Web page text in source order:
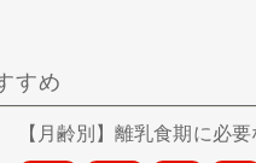
すめ
【月齢別】離乳食期に必